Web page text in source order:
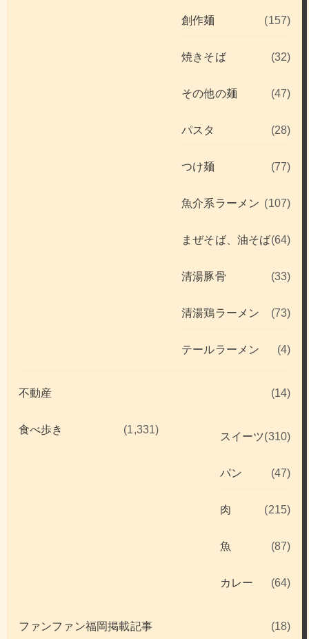
創作麺 (157)
焼きそば (32)
その他の麺 (47)
パスタ (28)
つけ麺 (77)
魚介系ラーメン (107)
まぜそば、油そば(64)
清湯豚骨 (33)
清湯鶏ラーメン (73)
テールラーメン (4)
不動産 (14)
食べ歩き (1,331)
スイーツ(310)
パン (47)
肉 (215)
魚 (87)
カレー (64)
ファンファン福岡掲載記事 (18)